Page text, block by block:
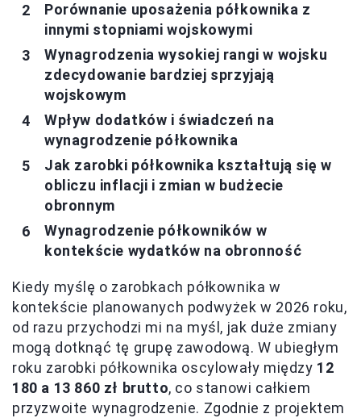
Porównanie uposażenia półkownika z
innymi stopniami wojskowymi
Wynagrodzenia wysokiej rangi w wojsku
zdecydowanie bardziej sprzyjają
wojskowym
Wpływ dodatków i świadczeń na
wynagrodzenie półkownika
Jak zarobki półkownika kształtują się w
obliczu inflacji i zmian w budżecie
obronnym
Wynagrodzenie półkowników w
kontekście wydatków na obronność
Kiedy myślę o zarobkach półkownika w
kontekście planowanych podwyżek w 2026 roku,
od razu przychodzi mi na myśl, jak duże zmiany
mogą dotknąć tę grupę zawodową. W ubiegłym
roku zarobki półkownika oscylowały między 12
180 a 13 860 zł brutto, co stanowi całkiem
przyzwoite wynagrodzenie. Zgodnie z projektem